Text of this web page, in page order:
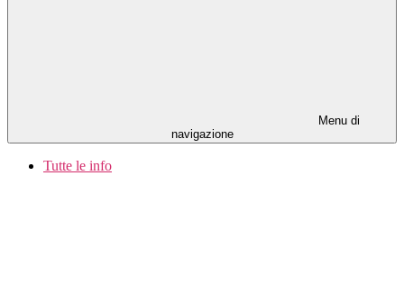
Menu di
navigazione
Tutte le info